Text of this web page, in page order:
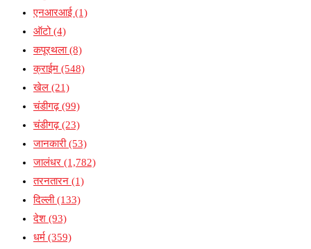
एनआरआई (1)
ऑटो(4)
कपूरथला(8)
क्राईम (548)
खेल (21)
चंडीगढ़(99)
चंडीगढ़(23)
जानकारी(53)
जालंधर (1,782)
तरनतारन (1)
दिल्ली(133)
देश (93)
धर्म (359)